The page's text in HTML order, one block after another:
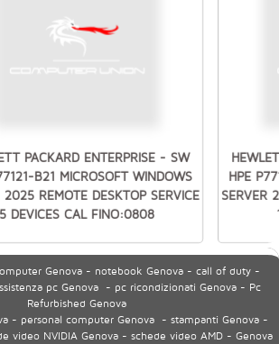
PACKARD ENTERPRISE - SW
B21 MICROSOFT WINDOWS
2025 REMOTE DESKTOP SERVICE
5 DEVICES CAL FINO:0808
HPE
SERVER
Genova - notebook Genova - call of duty -
pc Genova - pc ricondizionati Genova - Pc
Refurbished Genova
- personal computer Genova - stampanti Genova -
video NVIDIA Genova - schede video AMD - Genova